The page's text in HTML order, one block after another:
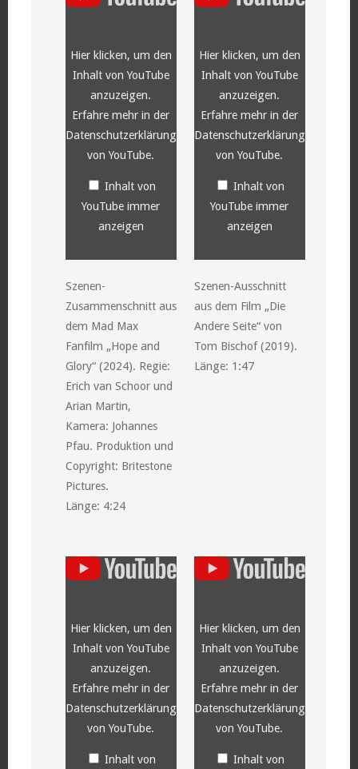
anzeigen
Hier klicken, um den
Inhalt von YouTube
anzuzeigen.
Erfahre mehr in der
Datenschutzerklärung
von YouTube.
Inhalt von
YouTube immer
anzeigen
Szenen-
Zusammenschnitt aus
dem Mad Max
Fanfilm „Hope and
Glory“ (2024). Regie:
Erich van Schoor und
Arian Martin,
Kamera: Johannes
Pfau. Produktion und
Copyright: Britestone
Pictures.
Länge: 4:24
anzeigen
Hier klicken, um den
Inhalt von YouTube
anzuzeigen.
Erfahre mehr in der
Datenschutzerklärung
von YouTube.
Inhalt von
YouTube immer
anzeigen
Szenen-Ausschnitt
aus dem Film „Die
Andere Seite“ von
Tom Bischof (2019).
Länge: 1:47
„YouTube
video
anzeigen
Hier klicken, um den
Inhalt von YouTube
anzuzeigen.
Erfahre mehr in der
Datenschutzerklärung
von YouTube.
Inhalt von
„YouTube
video
anzeigen
Hier klicken, um den
Inhalt von YouTube
anzuzeigen.
Erfahre mehr in der
Datenschutzerklärung
von YouTube.
Inhalt von